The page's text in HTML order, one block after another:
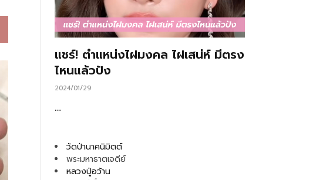
แชร์! ตำแหน่งไฝมงคล ไฝเสน่ห์ มีตรง
ไหนแล้วปัง
2024/01/29
…
วัดป่านาคนิมิตต์
พระมหาธาตเจดีย์
หลวงปู่อว้าน